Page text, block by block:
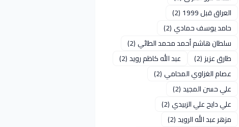
العراق قبل 1999
(2)
حامد يوسف حمادي(2)
سلطان هاشم أحمد محمد الطائي (2)
طارق عزيز (2) عبد الله كاظم رويد(2)
عصام الغزاوي المحامي (2)
علي حسن المجيد(2)
علي دايح علي الزبيدي(2)
مزهر عبد الله الرويد(2)